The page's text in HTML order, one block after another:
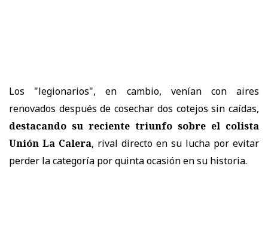
Los "legionarios", en cambio, venían con aires
renovados después de cosechar dos cotejos sin caídas,
destacando su reciente triunfo sobre el colista
Unión La Calera, rival directo en su lucha por evitar
perder la categoría por quinta ocasión en su historia.